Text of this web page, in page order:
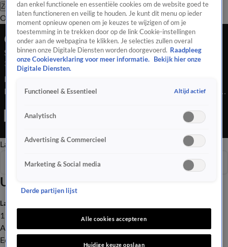
Zoeken
OverzichtRegioUitzendingenWeerTip de redactiePanelVideo's
Ochtend Editie
Seizoen 2025, aflevering 4749
3 nov 2025, 07:00
Bekijk aflevering 4749 van Hart van Nederland - Ochtend
Editie uit seizoen 2025 hier. Deze aflevering is uitgezonden op
Editie is een Nieuws programma
Late EditieOchtend EditieVroege Editie
Uitzendingen
Seizoen 2025
Laatste nieuws
112
Advies & Tips
Economie
dan enkel functionele en essentiële cookies om de website goed te
laten functioneren en veilig te houden. Je kunt dit menu op ieder
moment opnieuw openen om je keuzes te wijzigen of om je
toestemming in te trekken door op de link Cookie-instellingen
onder aan de webpagina te klikken. Je selecties zullen overal
binnen onze Digitale Diensten worden doorgevoerd. Raadpleeg
onze Cookieverklaring voor meer informatie.
Bekijk hier onze
Digitale Diensten.
Functioneel & Essentieel Altijd actief
Analytisch
Advertising & Commercieel
Marketing & Social media
Derde partijen lijst
Alle cookies accepteren
Huidige keuze opslaan